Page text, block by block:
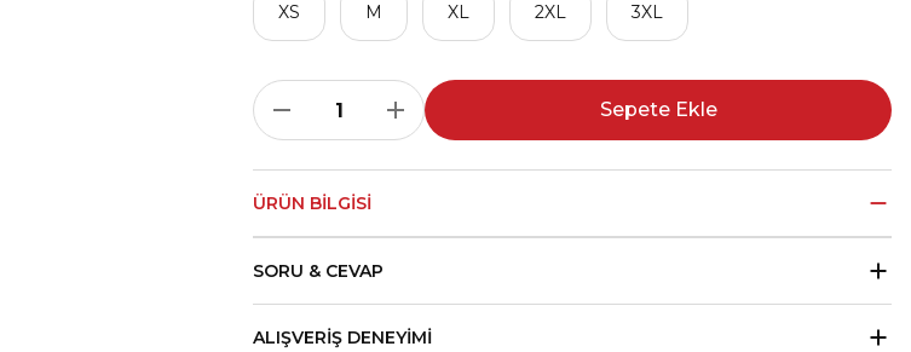
XS M XL 2XL 3XL
Sepete Ekle
ÜRÜN BILGISI
SORU & CEVAP
ALIŞVERIŞ DENEYIMI